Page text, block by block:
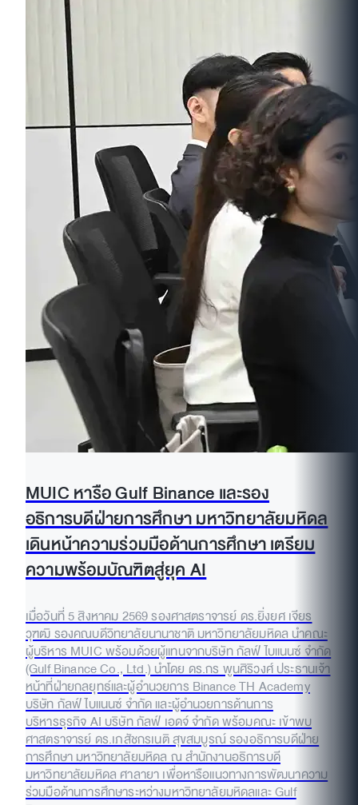
MUIC หารือ Gulf Binance และรอง
อธิการบดีฝ่ายการศึกษา มหาวิทยาลัยมหิดล
เดินหน้าความร่วมมือด้านการศึกษา เตรียม
ความพร้อมบัณฑิตสู่ยุค AI
เมื่อวันที่ 5 สิงหาคม 2569 รองศาสตราจารย์ ดร.ยิ่งยศ เจียร
วุฑฒิ รองคณบดีวิทยาลัยนานาชาติ มหาวิทยาลัยมหิดล นำคณะ
ผู้บริหาร MUIC พร้อมด้วยผู้แทนจากบริษัท กัลฟ์ ไบแนนซ์ จำกัด
(Gulf Binance Co., Ltd.) นำโดย ดร.กร พูนศิริวงศ์ ประธานเจ้า
หน้าที่ฝ่ายกลยุทธ์และผู้อำนวยการ Binance TH Academy
บริษัท กัลฟ์ ไบแนนซ์ จำกัด และผู้อำนวยการด้านการ
บริหารธุรกิจ AI บริษัท กัลฟ์ เอดจ์ จำกัด พร้อมคณะ เข้าพบ
ศาสตราจารย์ ดร.เภสัชกรเนติ สุขสมบูรณ์ รองอธิการบดีฝ่าย
การศึกษา มหาวิทยาลัยมหิดล ณ สำนักงานอธิการบดี
มหาวิทยาลัยมหิดล ศาลายา เพื่อหารือแนวทางการพัฒนาความ
ร่วมมือด้านการศึกษาระหว่างมหาวิทยาลัยมหิดลและ Gulf